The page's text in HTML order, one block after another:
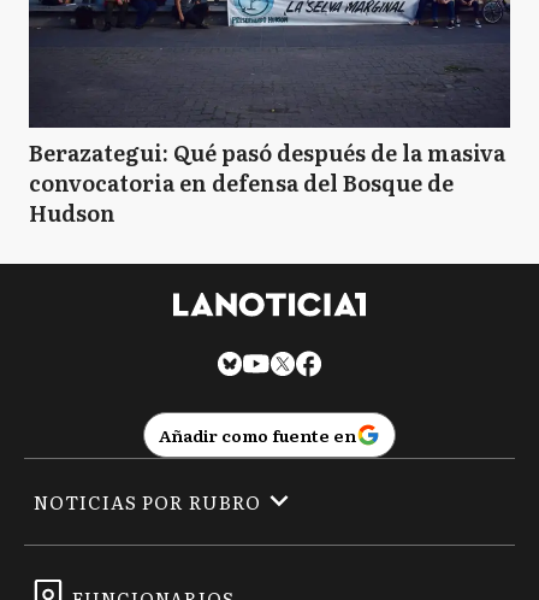
Berazategui: Qué pasó después de la masiva
convocatoria en defensa del Bosque de
Hudson
Añadir como fuente en
NOTICIAS POR RUBRO